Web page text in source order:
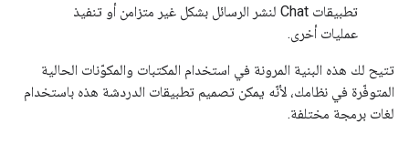
تطبيقات Chat لنشر الرسائل بشكل غير متزامن أو تنفيذ
عمليات أخرى.
تتيح لك هذه البنية المرونة في استخدام المكتبات والمكوّنات الحالية
المتوفّرة في نظامك، لأنّه يمكن تصميم تطبيقات الدردشة هذه باستخدام
لغات برمجة مختلفة.